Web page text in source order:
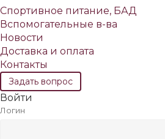
Спортивное питание, БАД
Вспомогательные в-ва
Новости
Доставка и оплата
Контакты
Задать вопрос
Войти
Логин